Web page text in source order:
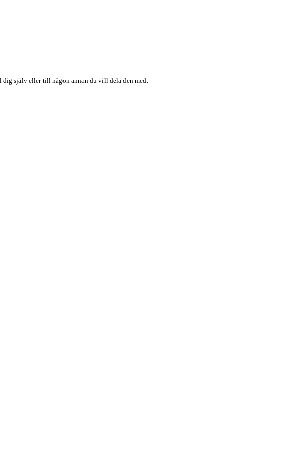
själv eller till någon annan du vill dela den med.